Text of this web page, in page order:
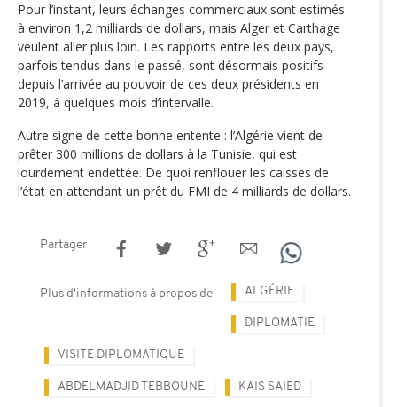
Pour l’instant, leurs échanges commerciaux sont estimés
à environ 1,2 milliards de dollars, mais Alger et Carthage
veulent aller plus loin. Les rapports entre les deux pays,
parfois tendus dans le passé, sont désormais positifs
depuis l’arrivée au pouvoir de ces deux présidents en
2019, à quelques mois d’intervalle.
Autre signe de cette bonne entente : l’Algérie vient de
prêter 300 millions de dollars à la Tunisie, qui est
lourdement endettée. De quoi renflouer les caisses de
l’état en attendant un prêt du FMI de 4 milliards de dollars.
Partager
Plus d'informations à propos de ALGÉRIE
DIPLOMATIE
VISITE DIPLOMATIQUE
ABDELMADJID TEBBOUNE KAIS SAIED